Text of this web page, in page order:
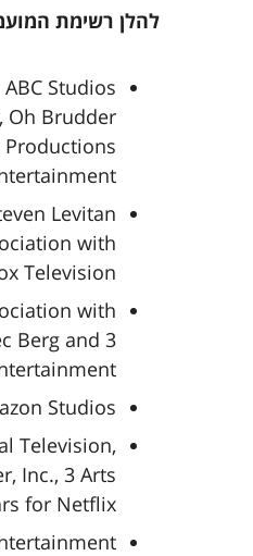
להלן רשימת
ABC Studios
Oh Brudder
Levitan
with
Television
with
Berg and 3
Studios
Television,
Inc., 3 Arts
for Netflix